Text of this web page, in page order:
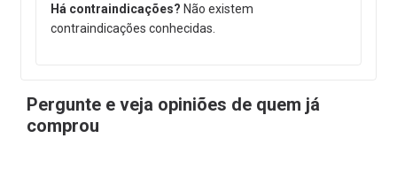
Há contraindicações? Não existem
contraindicações conhecidas.
Pergunte e veja opiniões de quem já
comprou